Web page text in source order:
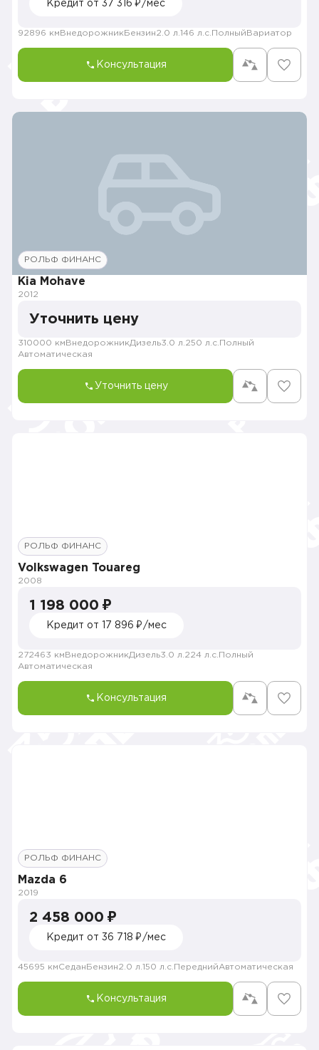
Кредит от 37 316 ₽/мес
92896 км Внедорожник Бензин2.0 л. 146 л.с. Полный Вариатор
Консультация
РОЛЬФ ФИНАНС
Kia Mohave
2012
Уточнить цену
310000 км ВнедорожникДизель3.0 л. 250 л.с. Полный
Автоматическая
Уточнить цену
РОЛЬФ ФИНАНС
Volkswagen Touareg
2008
1 198 000 ₽
Кредит от 17 896 ₽/мес
272463 км ВнедорожникДизель3.0 л. 224 л.с. Полный
Автоматическая
Консультация
РОЛЬФ ФИНАНС
Mazda 6
2019
2 458 000 ₽
Кредит от 36 718 ₽/мес
45695 кмСедан Бензин2.0 л. 150 л.с. ПереднийАвтоматическая
Консультация